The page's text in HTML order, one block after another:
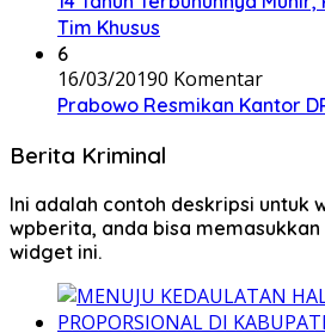
Tim Khusus
6
16/03/20190 Komentar
Prabowo Resmikan Kantor
Berita Kriminal
Ini adalah contoh deskripsi untuk
wpberita, anda bisa
widget ini.